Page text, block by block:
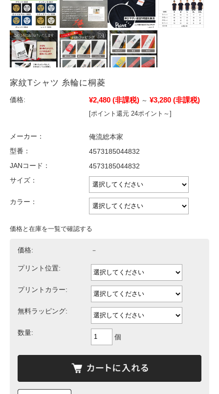
家紋Tシャツ 糸輪に桐菱
価格: ¥2,480 (非課税) ～ ¥3,280 (非課税)
[ポイント還元 24ポイント～]
メーカー：
俺流総本家
型番：
4573185044832
JANコード：
4573185044832
サイズ：
カラー：
価格と在庫を一覧で確認する
価格: －
プリント位置:
プリントカラー:
無料ラッピング:
数量:
個